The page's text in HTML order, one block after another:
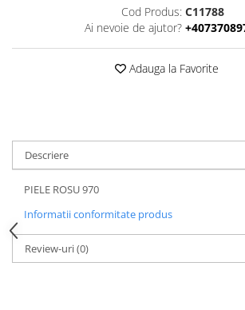
Cod Produs: C11788
Ai nevoie de ajutor?
Adauga la Favorite
Descriere
PIELE ROSU 970
Informatii conformitate produs
Review-uri(0)